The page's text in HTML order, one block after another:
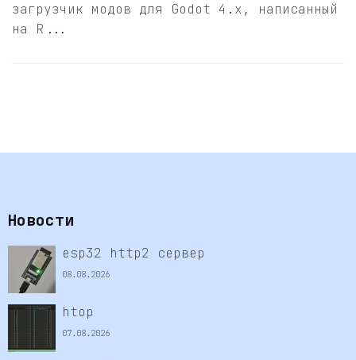
загрузчик модов для Godot 4.x, написанный
на R...
Новости
esp32 http2 сервер
08.08.2026
htop
07.08.2026